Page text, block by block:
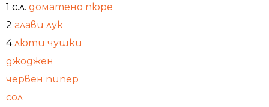
1 с.л. доматено пюре
2 глави лук
4люти чушки
джоджен
червен пипер
сол